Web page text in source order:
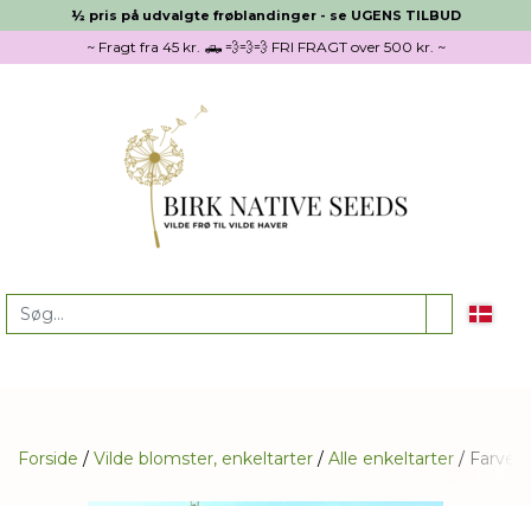
½ pris på udvalgte frøblandinger - se UGENS TILBUD
~ Fragt fra 45 kr. 🛻 💨💨💨 FRI FRAGT over 500 kr. ~
Forside Vilde blomster, enkeltarter Alle enkeltarter